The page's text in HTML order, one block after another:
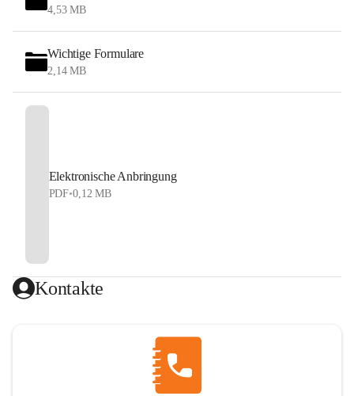
4,53 MB
Wichtige Formulare
2,14 MB
Elektronische Anbringung
PDF•0,12 MB
Kontakte